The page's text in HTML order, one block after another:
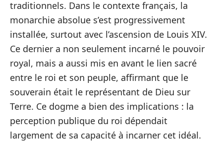
traditionnels. Dans le contexte français, la
monarchie absolue s’est progressivement
installée, surtout avec l’ascension de Louis XIV.
Ce dernier a non seulement incarné le pouvoir
royal, mais a aussi mis en avant le lien sacré
entre le roi et son peuple, affirmant que le
souverain était le représentant de Dieu sur
Terre. Ce dogme a bien des implications : la
perception publique du roi dépendait
largement de sa capacité à incarner cet idéal.